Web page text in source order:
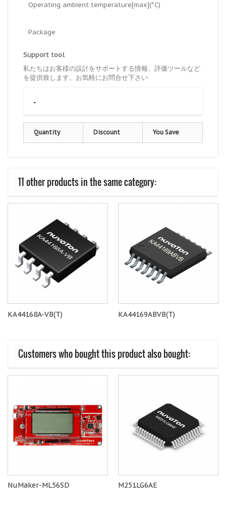
Operating ambient temperature[max](°C)
Package
Support tool
私たちはお客様の設計をサポートする情報、評価ツールなど
を提供致します。お気軽にお問合せ下さい
-
Quantity Discount You Save
11 other products in the same category:
KA44168A-VB(T) KA44169ABVB(T)
Customers who bought this product also bought:
NuMaker-ML56SD M251LG6AE